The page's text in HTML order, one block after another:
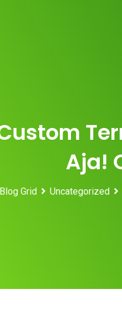
Aja!
Blog Grid Uncategorized